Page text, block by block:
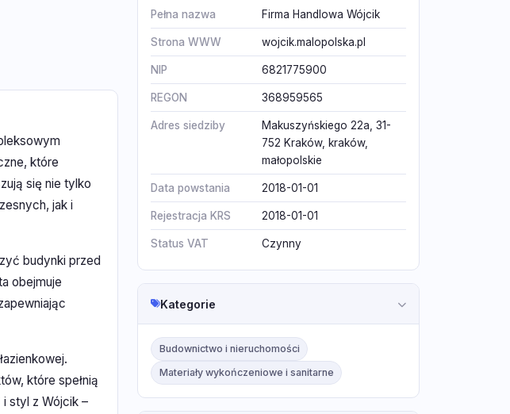
Pełna nazwa Firma Handlowa Wójcik
Strona WWW wojcik.malopolska.pl
NIP 6821775900
REGON 368959565
Adres siedziby
Makuszyńskiego 22a, 31-
752 Kraków, kraków,
małopolskie
Data powstania 2018-01-01
Rejestracja KRS 2018-01-01
Status VAT Czynny
Kategorie
Budownictwo i nieruchomości
Materiały wykończeniowe i sanitarne
które
się nie tylko
jak i
budynki przed
obejmuje
które spełnią
styl z Wójcik –